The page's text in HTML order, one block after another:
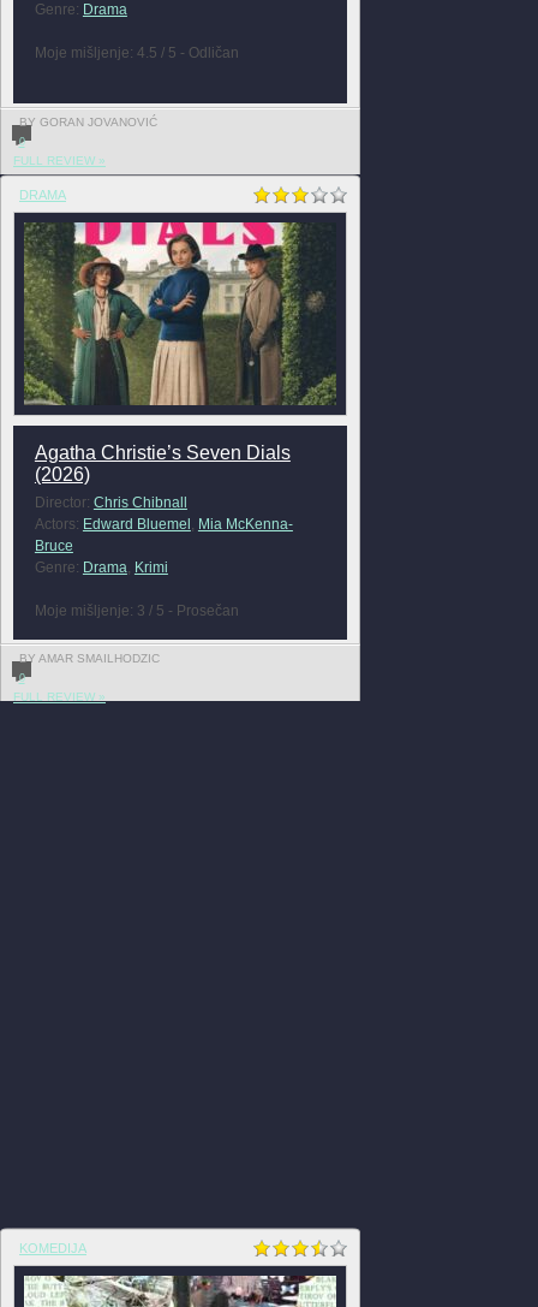
Genre: Drama
Moje mišljenje: 4.5 / 5 - Odličan
BY GORAN JOVANOVIĆ
0
FULL REVIEW »
DRAMA
Agatha Christie’s Seven Dials
(2026)
Director: Chris Chibnall
Actors: Edward Bluemel , Mia McKenna-
Bruce
Genre: Drama, Krimi
Moje mišljenje: 3 / 5 - Prosečan
BY AMAR SMAILHODZIC
0
FULL REVIEW »
KOMEDIJA